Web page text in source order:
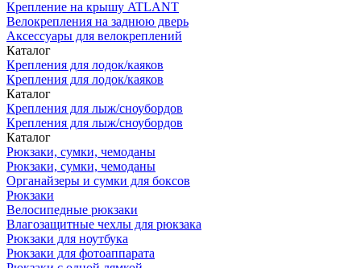
Крепление на крышу ATLANT
Велокрепления на заднюю дверь
Аксессуары для велокреплений
Каталог
Крепления для лодок/каяков
Крепления для лодок/каяков
Каталог
Крепления для лыж/сноубордов
Крепления для лыж/сноубордов
Каталог
Рюкзаки, сумки, чемоданы
Рюкзаки, сумки, чемоданы
Органайзеры и сумки для боксов
Рюкзаки
Велосипедные рюкзаки
Влагозащитные чехлы для рюкзака
Рюкзаки для ноутбука
Рюкзаки для фотоаппарата